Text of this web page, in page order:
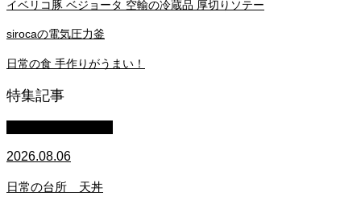
イベリコ豚 ベジョータ 空輸の冷蔵品 厚切りソテー
sirocaの電気圧力釜
日常の食 手作りがうまい！
特集記事
2026.08.06
日常の台所 天丼